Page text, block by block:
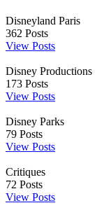
Disneyland Paris
362 Posts
View Posts
Disney Productions
173 Posts
View Posts
Disney Parks
79 Posts
View Posts
Critiques
72 Posts
View Posts